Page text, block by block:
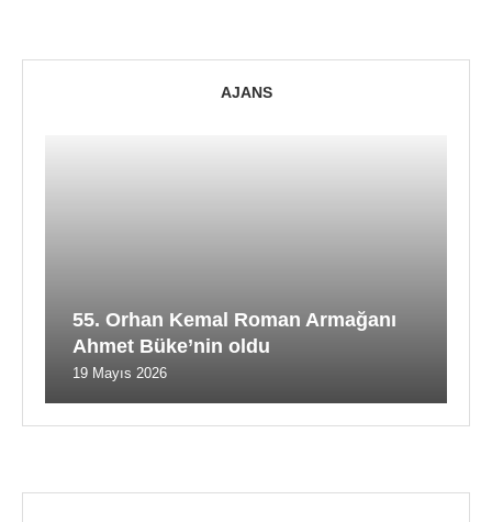
AJANS
55. Orhan Kemal Roman Armağanı
Ahmet Büke’nin oldu
19 Mayıs 2026